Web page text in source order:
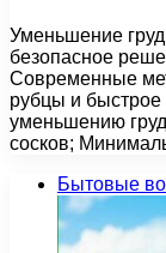
Уменьшение
безопасное
Современные
рубцы и
уменьшению
сосков;
Бытовые